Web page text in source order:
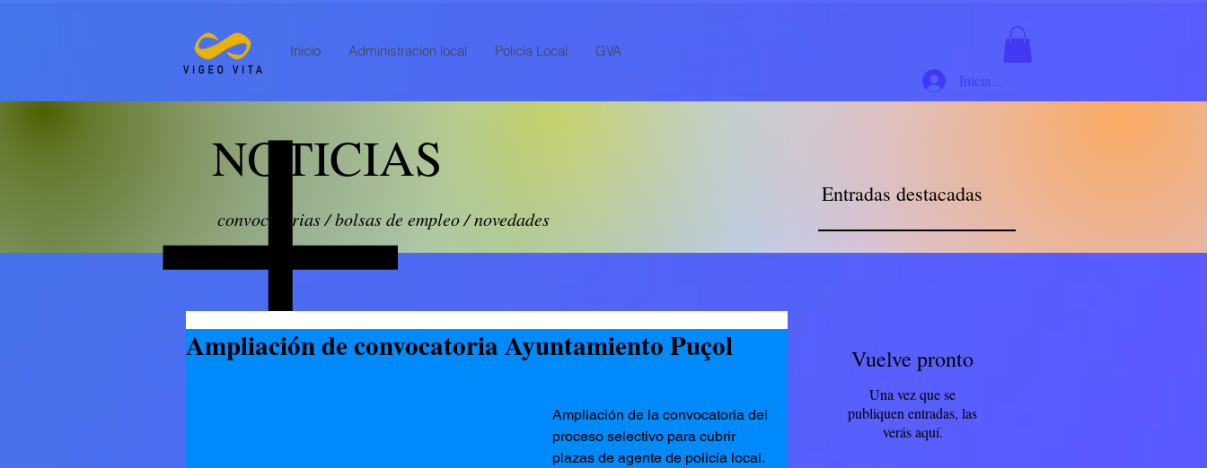
Inicio Administracion local Policía Local GVA
Iniciar sesión
NOTICIAS
Entradas destacadas
convocatorias / bolsas de empleo / novedades
Ampliación de convocatoria Ayuntamiento Puçol
Ampliación de la convocatoria del
proceso selectivo para cubrir
plazas de agente de policía local.
Vuelve pronto
Una vez que se
publiquen entradas, las
verás aquí.